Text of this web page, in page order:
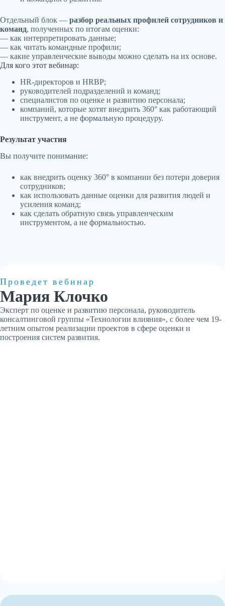
Отдельный блок — разбор реальных профилей сотрудников и
команд, полученных по итогам оценки:
— как интерпретировать данные;
— как читать командные профили;
— какие управленческие выводы можно сделать на их основе.
Для кого этот вебинар:
HR-директоров и HRBP;
руководителей подразделений и команд;
специалистов по оценке и развитию персонала;
компаний, которые хотят внедрить 360° как работающий
инструмент, а не формальную процедуру.
Результат участия
Вы получите понимание:
как внедрить оценку 360° в компании без потери доверия
сотрудников;
как использовать данные оценки для развития людей и
усиления команд;
как сделать обратную связь управленческим
инструментом, а не формальностью.
Проведет вебинар
Мария Клочко
Эксперт по оценке и развитию персонала, руководитель
консалтинговой группы «Технологии влияния», с более чем 19-
летним опытом реализации проектов в сфере оценки и
построения систем развития.